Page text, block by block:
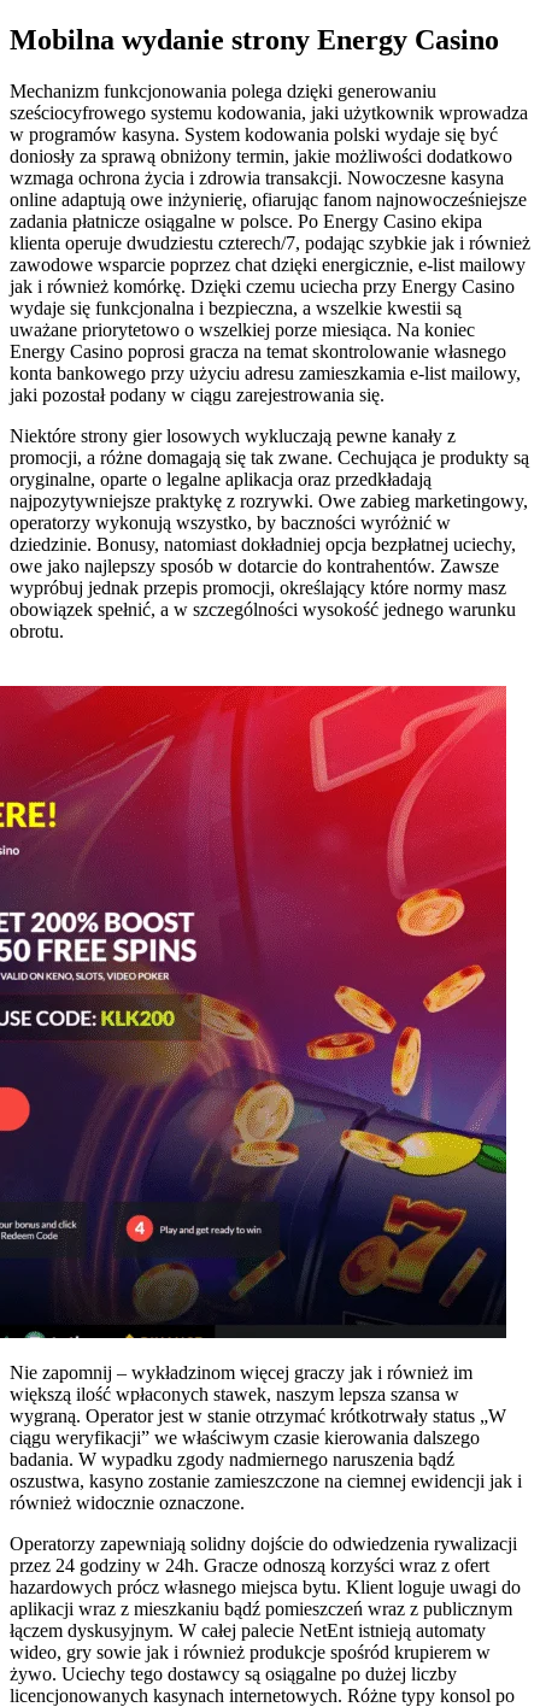
Mobilna wydanie strony Energy Casino
Mechanizm funkcjonowania polega dzięki generowaniu
sześciocyfrowego systemu kodowania, jaki użytkownik wprowadza
w programów kasyna. System kodowania polski wydaje się być
doniosły za sprawą obniżony termin, jakie możliwości dodatkowo
wzmaga ochrona życia i zdrowia transakcji. Nowoczesne kasyna
online adaptują owe inżynierię, ofiarując fanom najnowocześniejsze
zadania płatnicze osiągalne w polsce. Po Energy Casino ekipa
klienta operuje dwudziestu czterech/7, podając szybkie jak i również
zawodowe wsparcie poprzez chat dzięki energicznie, e-list mailowy
jak i również komórkę. Dzięki czemu uciecha przy Energy Casino
wydaje się funkcjonalna i bezpieczna, a wszelkie kwestii są
uważane priorytetowo o wszelkiej porze miesiąca. Na koniec
Energy Casino poprosi gracza na temat skontrolowanie własnego
konta bankowego przy użyciu adresu zamieszkamia e-list mailowy,
jaki pozostał podany w ciągu zarejestrowania się.
Niektóre strony gier losowych wykluczają pewne kanały z
promocji, a różne domagają się tak zwane. Cechująca je produkty są
oryginalne, oparte o legalne aplikacja oraz przedkładają
najpozytywniejsze praktykę z rozrywki. Owe zabieg marketingowy,
operatorzy wykonują wszystko, by baczności wyróżnić w
dziedzinie. Bonusy, natomiast dokładniej opcja bezpłatnej uciechy,
owe jako najlepszy sposób w dotarcie do kontrahentów. Zawsze
wypróbuj jednak przepis promocji, określający które normy masz
obowiązek spełnić, a w szczególności wysokość jednego warunku
obrotu.
Nie zapomnij – wykładzinom więcej graczy jak i również im
większą ilość wpłaconych stawek, naszym lepsza szansa w
wygraną. Operator jest w stanie otrzymać krótkotrwały status „W
ciągu weryfikacji” we właściwym czasie kierowania dalszego
badania. W wypadku zgody nadmiernego naruszenia bądź
oszustwa, kasyno zostanie zamieszczone na ciemnej ewidencji jak i
również widocznie oznaczone.
Operatorzy zapewniają solidny dojście do odwiedzenia rywalizacji
przez 24 godziny w 24h. Gracze odnoszą korzyści wraz z ofert
hazardowych prócz własnego miejsca bytu. Klient loguje uwagi do
aplikacji wraz z mieszkaniu bądź pomieszczeń wraz z publicznym
łączem dyskusyjnym. W całej palecie NetEnt istnieją automaty
wideo, gry sowie jak i również produkcje spośród krupierem w
żywo. Uciechy tego dostawcy są osiągalne po dużej liczby
licencjonowanych kasynach internetowych. Różne typy konsol po